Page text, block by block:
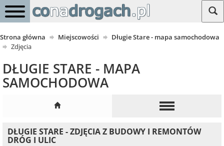
Strona główna Miejscowości
Długie Stare - mapa samochodowa
Zdjęcia
DŁUGIE STARE - MAPA
SAMOCHODOWA
DŁUGIE STARE - ZDJĘCIA Z BUDOWY I REMONTÓW
DRÓG I ULIC